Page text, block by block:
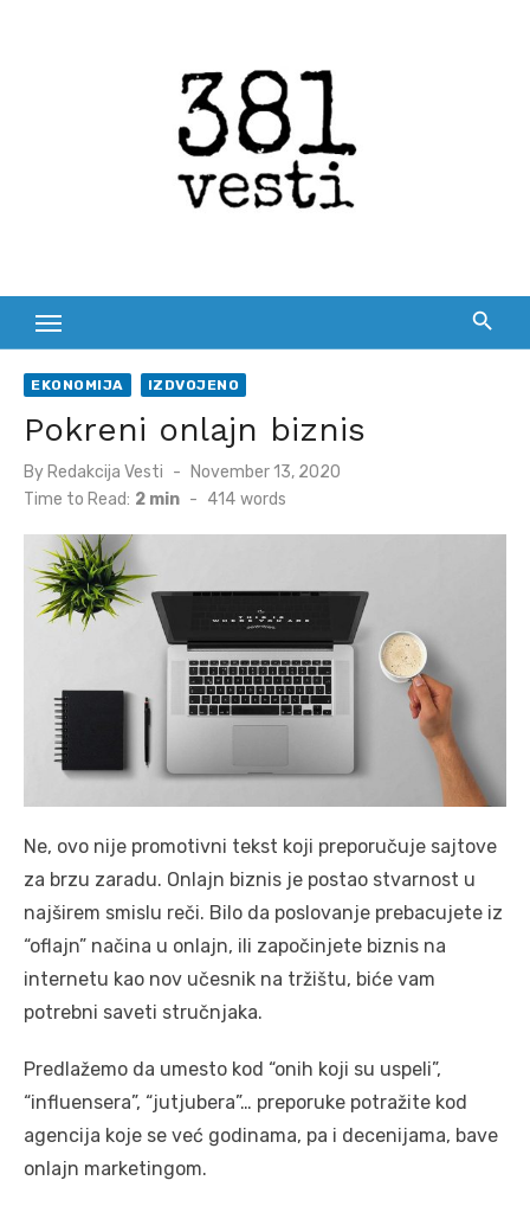
EKONOMIJA IZDVOJENO
Pokreni onlajn biznis
By Redakcija Vesti
Posted
November 13, 2020
Time to Read: 2 min - 414 words
Ne, ovo nije promotivni tekst koji preporučuje sajtove
za brzu zaradu. Onlajn biznis je postao stvarnost u
najširem smislu reči. Bilo da poslovanje prebacujete iz
“oflajn” načina u onlajn, ili započinjete biznis na
internetu kao nov učesnik na tržištu, biće vam
potrebni saveti stručnjaka.
Predlažemo da umesto kod “onih koji su uspeli”,
“influensera”, “jutjubera”… preporuke potražite kod
agencija koje se već godinama, pa i decenijama, bave
onlajn marketingom.